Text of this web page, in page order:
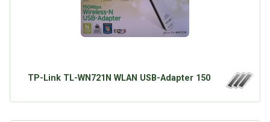
TP-Link TL-WN721N WLAN USB-Adapter 150